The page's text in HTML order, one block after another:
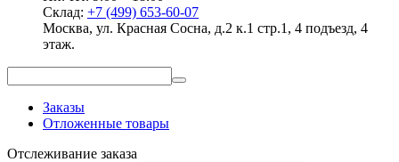
Склад: +7 (499) 653-60-07
Москва, ул. Красная Сосна, д.2 к.1 стр.1, 4 подъезд, 4
этаж.
Заказы
Отложенные товары
Отслеживание заказа